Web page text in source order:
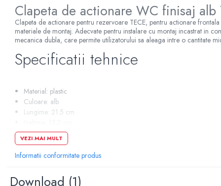
Carcase Filtre apa
Accesorii consumabile
dedurizatoare apa
Incalzire in pardoseala
Accesorii incalzire in pardoseala
pardoseala
Kituri incalzire in pardoseala
pardoseala
Distribuitoare incalzire pardoseala
Grup amestec si pompare incalzire
Clapeta de actionare WC finisaj
Clapeta de actionare pentru rezervoare TECE, pentru actionare
materiale de montaj. Adecvate pentru instalare cu montaj incastrat in
mecanica dubla, care permite utilizatorului sa aleaga intre o cantitate
Specificatii tehnice
Material: plastic
Culoare: alb
Lungime: 21.5 cm
Tip actionare: mecanica
Tip comanda: dubla
VEZI MAI MULT
Informatii conformitate produs
Download (1)